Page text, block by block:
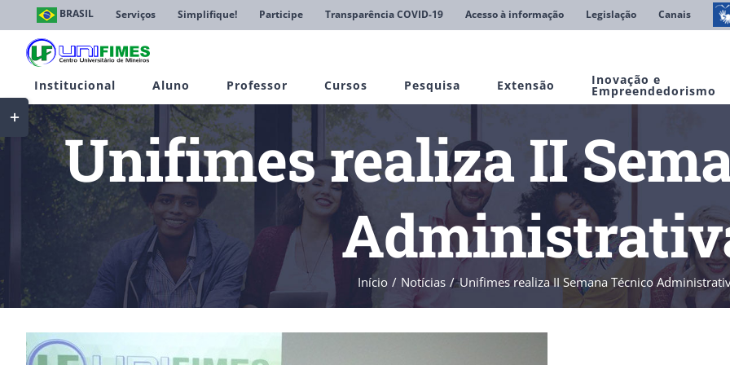
conteúdo
BRASIL Serviços Simplifique! Participe Transparência COVID-19 Acesso à informação Legislação Canais
Institucional Aluno Professor Cursos Pesquisa Extensão Inovação e
Empreendedorismo
Unifimes realiza II
Início Notícias Unifimes realiza II Semana Técnico
View
Larger
Toggle
Sliding
Bar